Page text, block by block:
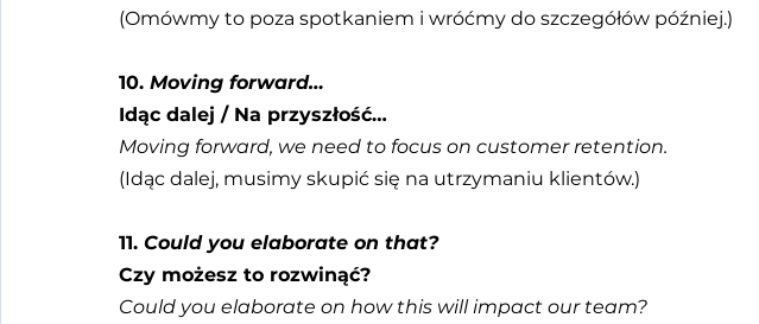
(Omówmy to poza spotkaniem i wróćmy do szczegółów później.)
10. Moving forward…
Idąc dalej / Na przyszłość…
Moving forward, we need to focus on customer retention.
(Idąc dalej, musimy skupić się na utrzymaniu klientów.)
11. Could you elaborate on that?
Czy możesz to rozwinąć?
Could you elaborate on how this will impact our team?